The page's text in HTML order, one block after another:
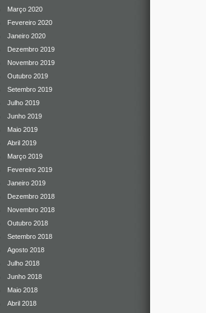
Março 2020
Fevereiro 2020
Janeiro 2020
Dezembro 2019
Novembro 2019
Outubro 2019
Setembro 2019
Julho 2019
Junho 2019
Maio 2019
Abril 2019
Março 2019
Fevereiro 2019
Janeiro 2019
Dezembro 2018
Novembro 2018
Outubro 2018
Setembro 2018
Agosto 2018
Julho 2018
Junho 2018
Maio 2018
Abril 2018